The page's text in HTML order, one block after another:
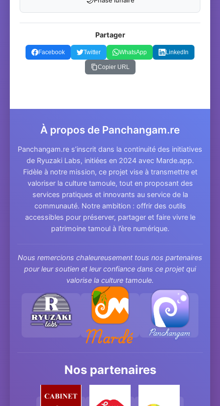
Partager
Facebook Twitter WhatsApp LinkedIn
Copier URL
À propos de Panchangam.re
Panchangam.re s’inscrit dans la continuité des initiatives
de Ryuzaki Labs, initiées en 2024 avec Marde.app.
Fidèle à notre mission, ce projet vise à transmettre et
valoriser la culture tamoule, tout en proposant des
services pratiques et innovants au service de la
communauté. Notre ambition : offrir des outils
accessibles pour préserver, partager et faire vivre le
patrimoine tamoul à l’ère numérique.
Nous remercions chaleureusement tous nos partenaires
pour leur soutien et leur confiance dans ce projet qui
valorise la culture tamoule.
Nos partenaires